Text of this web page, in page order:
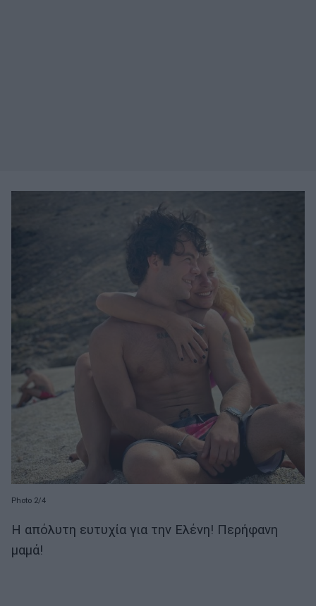
Photo 2/4
Η απόλυτη ευτυχία για την Ελένη! Περήφανη
μαμά!